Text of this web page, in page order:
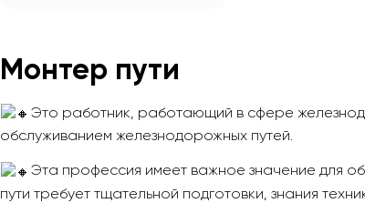
Монтер пути
Это работник, работающий в сфере
обслуживанием железнодорожных путей.
Эта профессия имеет важное значение для
пути требует тщательной подготовки, знания